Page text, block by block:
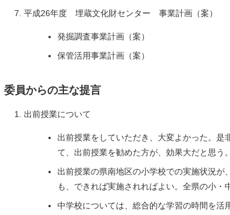
平成26年度 埋蔵文化財センター 事業計画（案）
発掘調査事業計画（案）
保管活用事業計画（案）
員からの主な提言
出前授業について
出前授業をしていただき、大変よかった。是
て、出前授業を勧めた方が、効果大だと思う
出前授業の県南地区の小学校での実施状況
も、できれば実施されればよい。全県の小・
中学校については、総合的な学習の時間を活